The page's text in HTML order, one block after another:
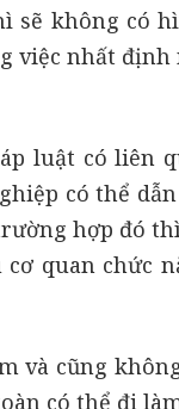
sẽ không có
việc nhất định
luật có liên
có thể
hợp đó
cơ quan chức
và cũng
có thể đi